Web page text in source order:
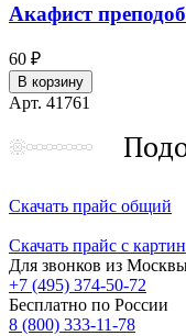
Акафист
60 ₽
В корзину
Арт. 41761
Скачать прайс общий
Скачать прайс с
Для звонков из
+7 (495) 374-50-72
Бесплатно по России
8 (800) 333-11-78